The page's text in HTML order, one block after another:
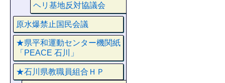
ヘリ基地反対協議会
原水爆禁止国民会議
★県平和運動センター機関紙
「PEACE 石川」
★石川県教職員組合ＨＰ